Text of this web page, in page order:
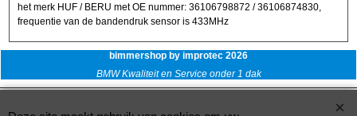
het merk HUF / BERU met OE nummer: 36106798872 / 36106874830,
frequentie van de bandendruk sensor is 433MHz
bimmershop by improtec 2026
BMW Kwaliteit en Service onder 1 dak